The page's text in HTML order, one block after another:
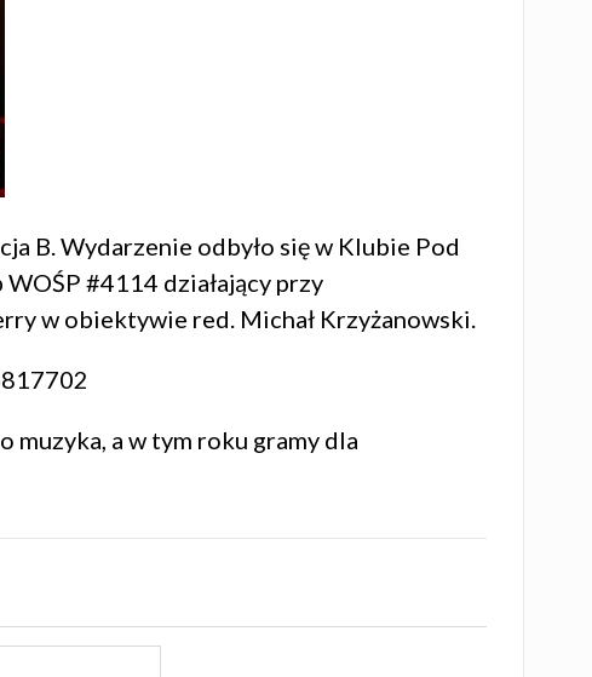
B. Wydarzenie odbyło się w Klubie Pod
WOŚP #4114 działający przy
w obiektywie red. Michał Krzyżanowski.
muzyka, a w tym roku gramy dla